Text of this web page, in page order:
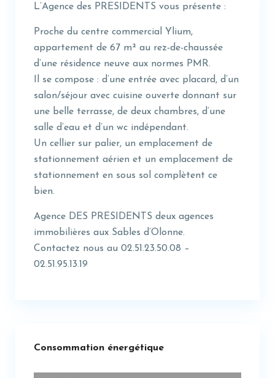
L’Agence des PRESIDENTS vous présente :
Proche du centre commercial Ylium,
appartement de 67 m² au rez-de-chaussée
d’une résidence neuve aux normes PMR.
Il se compose : d’une entrée avec placard, d’un
salon/séjour avec cuisine ouverte donnant sur
une belle terrasse, de deux chambres, d’une
salle d’eau et d’un wc indépendant.
Un cellier sur palier, un emplacement de
stationnement aérien et un emplacement de
stationnement en sous sol complètent ce
bien.
Agence DES PRESIDENTS deux agences
immobilières aux Sables d’Olonne.
Contactez nous au 02.51.23.50.08 –
02.51.95.13.19
Consommation énergétique